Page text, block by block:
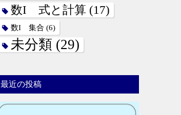
数I 式と計算 (17)
数I 集合 (6)
未分類 (29)
最近の投稿